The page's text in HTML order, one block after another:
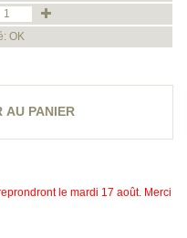
OK
AU PANIER
le mardi 17 août. Merci